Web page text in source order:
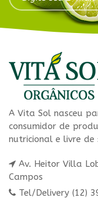
A Vita Sol nasceu
consumidor de
nutricional e livre de
Av. Heitor Villa
Campos
Tel/Delivery (12)